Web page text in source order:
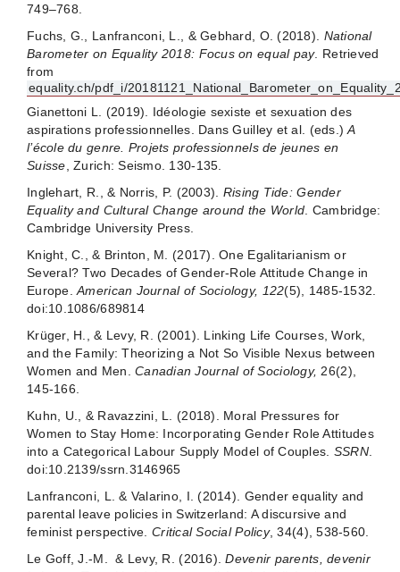
749–768.
Fuchs, G., Lanfranconi, L., & Gebhard, O. (2018). National
Barometer on Equality 2018: Focus on equal pay. Retrieved
from
equality.ch/pdf_i/
Gianettoni L. (2019). Idéologie sexiste et sexuation des
aspirations professionnelles. Dans Guilley et al. (eds.)A
l’école du genre. Projets professionnels de jeunes en
Suisse, Zurich: Seismo. 130-135.
Inglehart, R., & Norris, P. (2003). Rising Tide: Gender
Equality and Cultural Change around the World. Cambridge:
Cambridge University Press.
Knight, C., & Brinton, M. (2017). One Egalitarianism or
Several? Two Decades of Gender-Role Attitude Change in
Europe.American Journal of Sociology, 122(5), 1485-1532.
doi:10.1086/689814
Krüger, H., & Levy, R. (2001). Linking Life Courses, Work,
and the Family: Theorizing a Not So Visible Nexus between
Women and Men.Canadian Journal of Sociology,26(2),
145-166.
Kuhn, U., & Ravazzini, L. (2018). Moral Pressures for
Women to Stay Home: Incorporating Gender Role Attitudes
into a Categorical Labour Supply Model of Couples. SSRN.
doi:10.2139/ssrn.3146965
Lanfranconi, L. & Valarino, I. (2014). Gender equality and
parental leave policies in Switzerland: A discursive and
feminist perspective. Critical Social Policy, 34(4), 538-560.
Le Goff, J.-M. & Levy, R. (2016).Devenir parents, devenir